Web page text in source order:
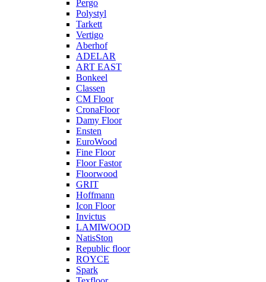
Pergo
Polystyl
Tarkett
Vertigo
Aberhof
ADELAR
ART EAST
Bonkeel
Classen
CM Floor
CronaFloor
Damy Floor
Ensten
EuroWood
Fine Floor
Floor Fastor
Floorwood
GRIT
Hoffmann
Icon Floor
Invictus
LAMIWOOD
NatisSton
Republic floor
ROYCE
Spark